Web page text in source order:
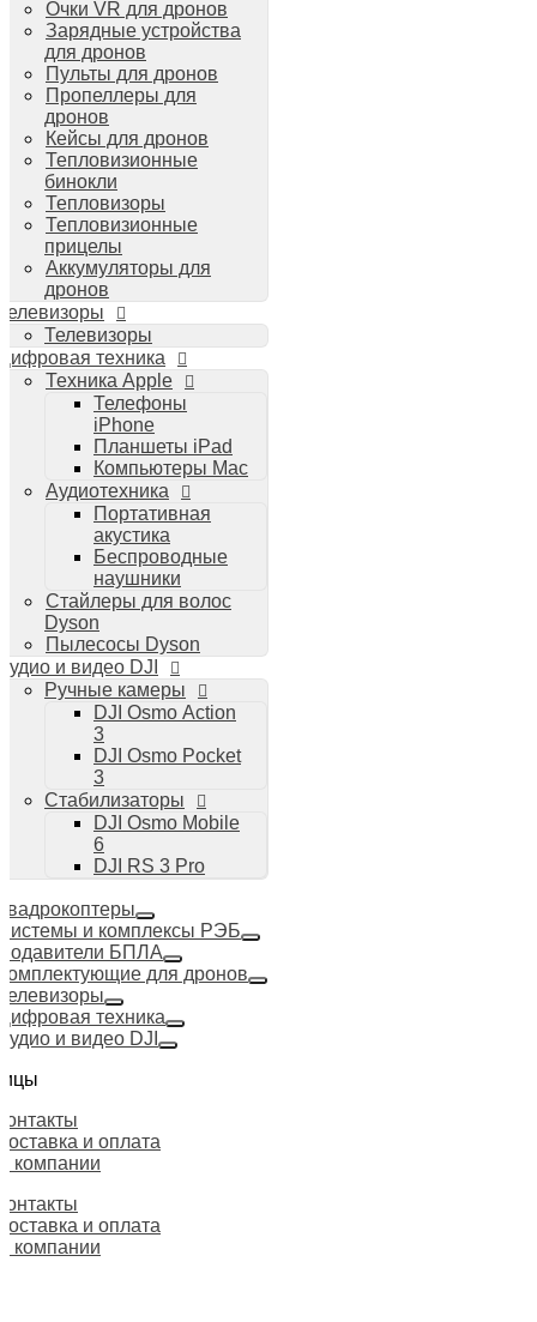
DJI RS 3 Pro
Очки VR для дронов
Зарядные устройства
для дронов
Пульты для дронов
Пропеллеры для
дронов
Кейсы для дронов
Тепловизионные
бинокли
Тепловизоры
Тепловизионные
прицелы
Аккумуляторы для
дронов
Телевизоры
техника
Техника Apple
Телефоны
iPhone
Планшеты iPad
Компьютеры Mac
Аудиотехника
Портативная
акустика
Беспроводные
наушники
Стайлеры для волос
Dyson
Пылесосы Dyson
и видео DJI
Ручные камеры
DJI Osmo Action
3
DJI Osmo Pocket
3
Стабилизаторы
DJI Osmo Mobile
6
DJI RS 3 Pro
и комплексы РЭБ
БПЛА
для дронов
техника
и видео DJI
и оплата
компании
и оплата
компании